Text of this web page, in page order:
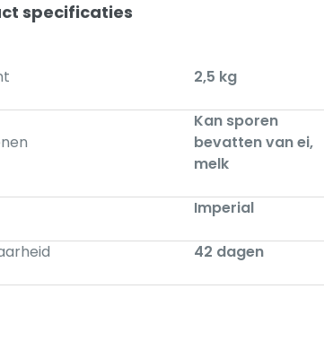
specificaties
2,5 kg
Kan sporen
bevatten van ei,
melk
Imperial
42 dagen